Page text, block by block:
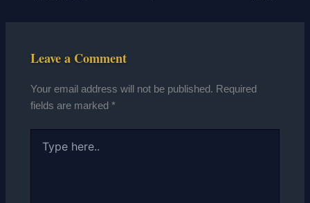
Leave a Comment
Your email address will not be published. Required
fields are marked*
here..